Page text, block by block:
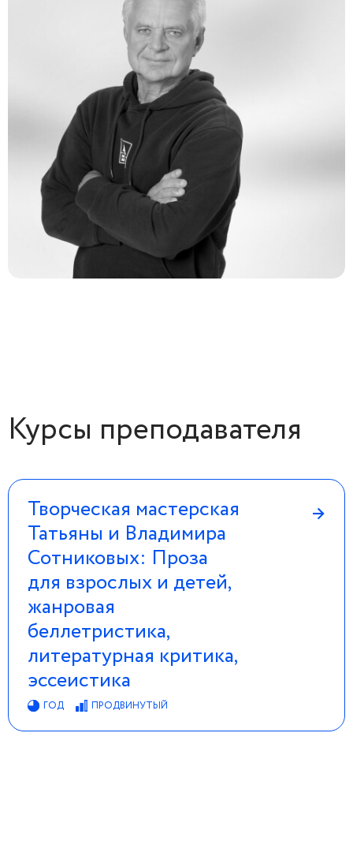
Курсы преподавателя
Творческая мастерская
Татьяны и Владимира
Сотниковых: Проза
для взрослых и детей,
жанровая
беллетристика,
литературная критика,
эссеистика
→
ГОД ПРОДВИНУТЫЙ